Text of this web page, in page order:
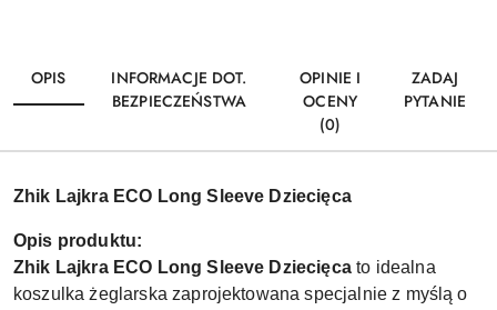
OPIS
INFORMACJE DOT.
BEZPIECZEŃSTWA
OPINIE I
OCENY
(0)
ZADAJ
PYTANIE
Zhik Lajkra ECO Long Sleeve Dziecięca
Opis produktu:
Zhik Lajkra ECO Long Sleeve Dziecięcato idealna
koszulka żeglarska zaprojektowana specjalnie z myślą o